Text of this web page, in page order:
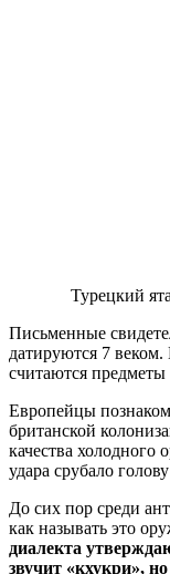
Турецкий
Письменные
датируются 7
считаются предметы
Европейцы
британской
качества холодного
удара срубало
До сих пор среди
как называть это
диалекта
звучит «кхукри»,